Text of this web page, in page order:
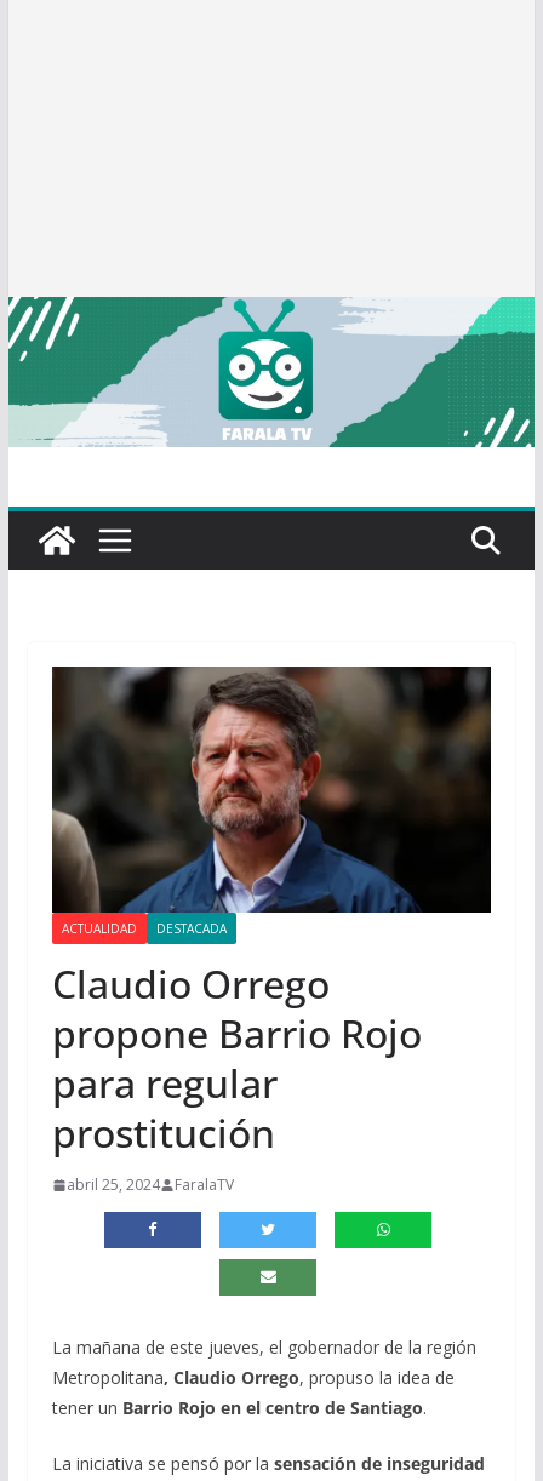
ACTUALIDAD DESTACADA
Claudio Orrego
propone Barrio Rojo
para regular
prostitución
abril 25, 2024 FaralaTV
La mañana de este jueves, el gobernador de la región
Metropolitana, Claudio Orrego, propuso la idea de
tener un Barrio Rojo en el centro deSantiago.
La iniciativa se pensó por la sensación de inseguridad